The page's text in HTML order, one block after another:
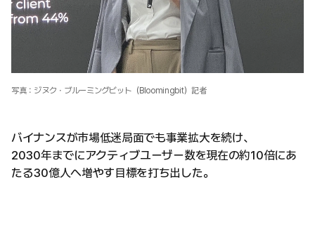
写真：ジヌク・ブルーミングビット（Bloomingbit）記者
バイナンスが市場低迷局面でも事業拡大を続け、
2030年までにアクティブユーザー数を現在の約10倍にあ
たる30億人へ増やす目標を打ち出した。